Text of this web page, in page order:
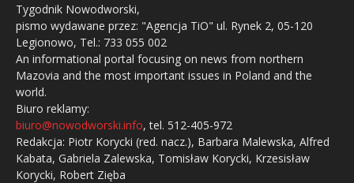
Tygodnik Nowodworski,
pismo wydawane przez: "Agencja TiO" ul. Rynek 2, 05-120
Legionowo, Tel.: 733 055 002
An informational portal focusing on news from northern
Mazovia and the most important issues in Poland and the
world.
Biuro reklamy:
biuro@nowodworski.info, tel. 512-405-972
Redakcja: Piotr Korycki (red. nacz.), Barbara Malewska, Alfred
Kabata, Gabriela Zalewska, Tomisław Korycki, Krzesisław
Korycki, Robert Zięba